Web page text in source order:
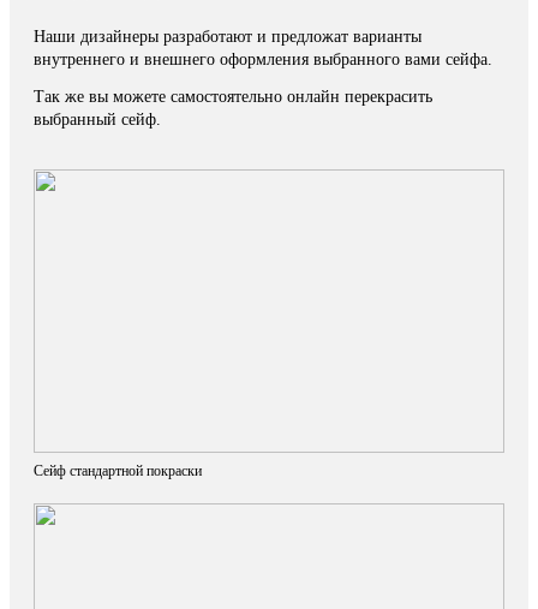
Наши дизайнеры разработают и предложат варианты
внутреннего и внешнего оформления выбранного вами сейфа.
Так же вы можете самостоятельно онлайн перекрасить
выбранный сейф.
Сейф стандартной покраски